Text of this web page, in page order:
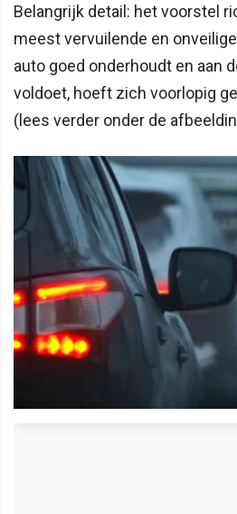
Belangrijk detail: het voorstel
meest vervuilende en
auto goed onderhoudt en aan
voldoet, hoeft zich voorlopig
(lees verder onder de